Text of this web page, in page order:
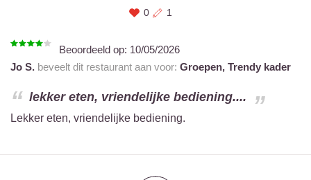
0 1
Beoordeeld op: 10/05/2026
Jo S. beveelt dit restaurant aan voor: Groepen, Trendy kader
lekker eten, vriendelijke bediening....
Lekker eten, vriendelijke bediening.